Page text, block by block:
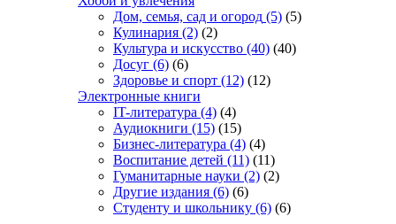
Дом, семья, сад и огород (5) (5)
Кулинария (2) (2)
Культура и искусство (40) (40)
Досуг (6) (6)
Здоровье и спорт (12) (12)
Электронные книги
IT-литература (4) (4)
Аудиокниги (15) (15)
Бизнес-литература (4) (4)
Воспитание детей (11) (11)
Гуманитарные науки (2) (2)
Другие издания (6) (6)
Студенту и школьнику (6) (6)